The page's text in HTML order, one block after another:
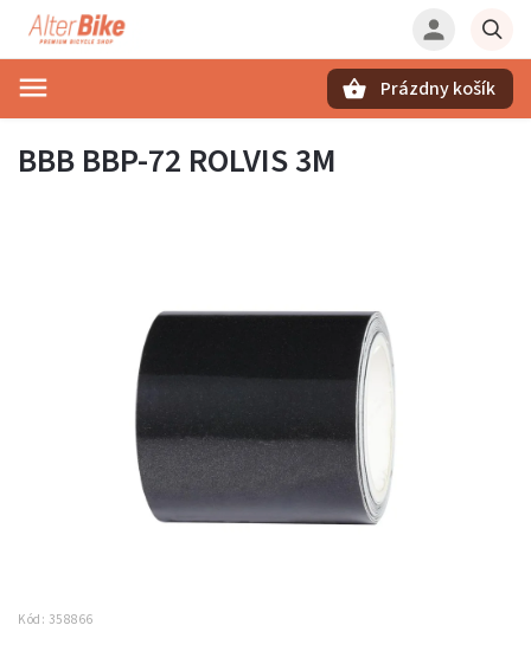
Prázdny košík
BBB BBP-72 ROLVIS 3M
Kód: 358866